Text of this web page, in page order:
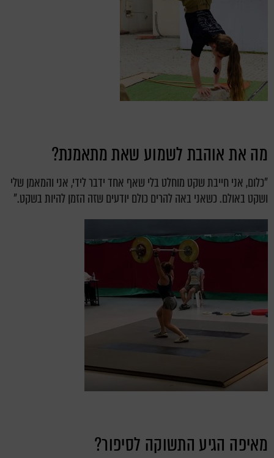
מה את אוהבת לשמוע שאת מתאמנת?
"כלום, אני חייבת שקט מוחלט בלי שאף אחד ידבר לידי, אני והמאמן שלי
ושקט באולם. כשאני באה להרים כולם יודעים שזה הזמן להיות בשקט."
מאיפה הגיע התשוקה לסיפור?